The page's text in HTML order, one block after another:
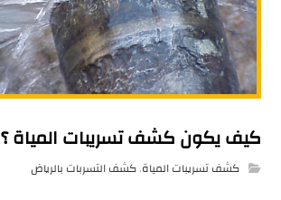
كيف يكون كشف تسريبات المياة ؟
كشف تسريبات المياة,كشف التسربات بالرياض